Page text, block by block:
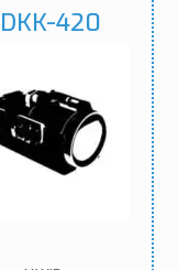
420